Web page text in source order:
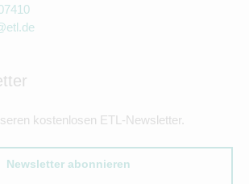
kostenlosen ETL-Newsletter.
Newsletter abonnieren